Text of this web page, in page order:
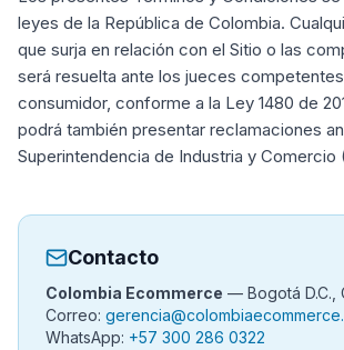
leyes de la República de Colombia.
que surja en relación con el Sitio o las
será resuelta ante los jueces
consumidor, conforme a la Ley 1480 de
podrá también presentar reclamaciones
Superintendencia de Industria y Comercio
Contacto
Colombia Ecommerce — Bogotá D.C.,
Correo:
WhatsApp: +57 300 286 0322